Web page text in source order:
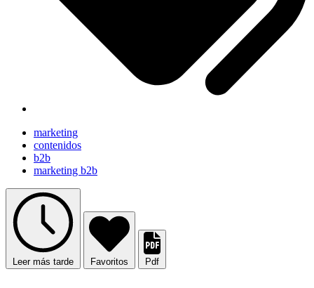
marketing
contenidos
b2b
marketing b2b
Leer más tarde Favoritos Pdf